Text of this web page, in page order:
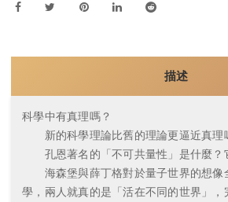
描述
科學中有真理嗎？
新的科學理論比舊的理論更逼近真理
孔恩著名的「不可共量性」是什麼？
海森堡與薛丁格對於量子世界的想像
學，兩人就真的是「活在不同的世界」，